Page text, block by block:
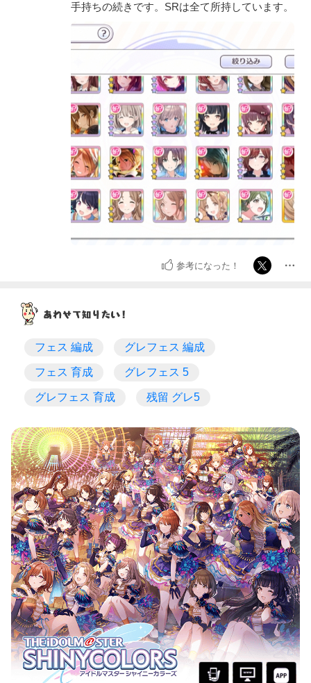
手持ちの続きです。SRは全て所持しています。
参考になった！
フェス 編成 グレフェス 編成
フェス 育成 グレフェス 5
グレフェス 育成 残留 グレ5